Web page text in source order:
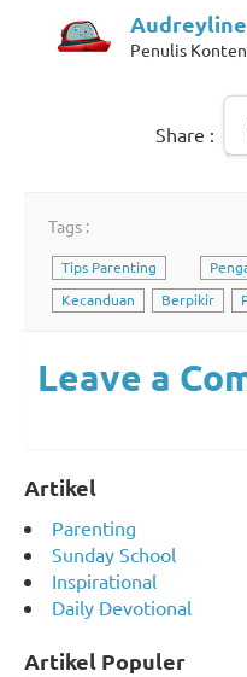
Audreyline
Penulis Konten
Share :
Tags :
Tips Parenting
Kecanduan
Berpikir
Leave a
Artikel
Parenting
Sunday School
Inspirational
Daily Devotional
Artikel Populer